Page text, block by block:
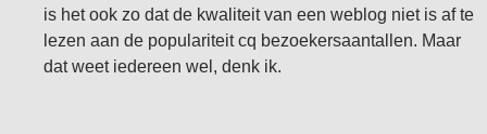
is het ook zo dat de kwaliteit van een weblog niet is af te
lezen aan de populariteit cq bezoekersaantallen. Maar
dat weet iedereen wel, denk ik.